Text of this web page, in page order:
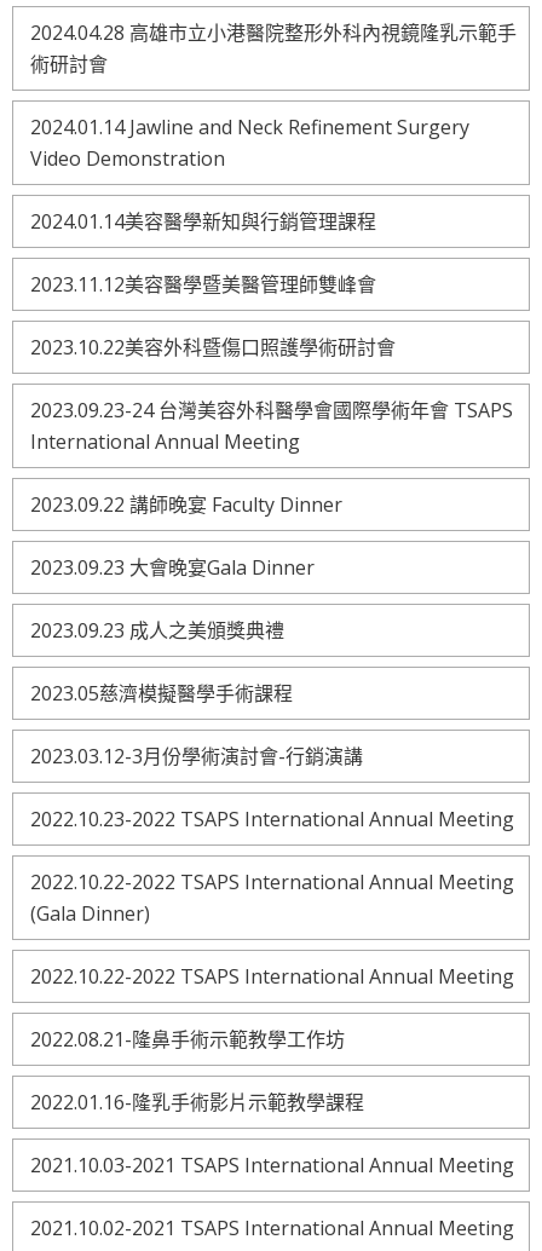
2024.04.28 高雄市立小港醫院整形外科內視鏡隆乳示範手
術研討會
2024.01.14 Jawline and Neck Refinement Surgery
Video Demonstration
2024.01.14美容醫學新知與行銷管理課程
2023.11.12美容醫學暨美醫管理師雙峰會
2023.10.22美容外科暨傷口照護學術研討會
2023.09.23-24 台灣美容外科醫學會國際學術年會 TSAPS
International Annual Meeting
2023.09.22 講師晚宴 Faculty Dinner
2023.09.23 大會晚宴Gala Dinner
2023.09.23 成人之美頒獎典禮
2023.05慈濟模擬醫學手術課程
2023.03.12-3月份學術演討會-行銷演講
2022.10.23-2022 TSAPS International Annual Meeting
2022.10.22-2022 TSAPS International Annual Meeting
(Gala Dinner)
2022.10.22-2022 TSAPS International Annual Meeting
2022.08.21-隆鼻手術示範教學工作坊
2022.01.16-隆乳手術影片示範教學課程
2021.10.03-2021 TSAPS International Annual Meeting
2021.10.02-2021 TSAPS International Annual Meeting